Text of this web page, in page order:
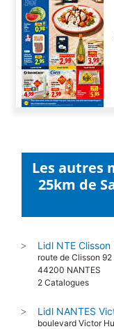
Les autres
25km de
> Lidl NTE
route de Clisson 92
44200 NANTES
2 Catalogues
> Lidl NANTES
boulevard Victor